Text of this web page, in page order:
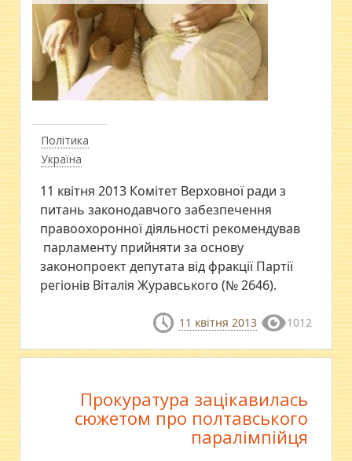
Політика
Україна
11 квітня 2013 Комітет Верховної ради з
питань законодавчого забезпечення
правоохоронної діяльності рекомендував
парламенту прийняти за основу
законопроект депутата від фракції Партії
регіонів Віталія Журавського (№ 2646).
11 квітня 2013 1012
Прокуратура зацікавилась
сюжетом про полтавського
паралімпійця